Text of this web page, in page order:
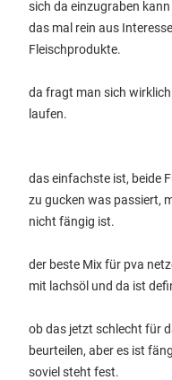
sich da einzugraben
das mal rein aus
Fleischprodukte.
da fragt man sich
laufen.
das einfachste ist, beide
zu gucken was passiert,
nicht fängig ist.
der beste Mix für pva
mit lachsöl und da ist
ob das jetzt schlecht für
beurteilen, aber es ist
soviel steht fest.